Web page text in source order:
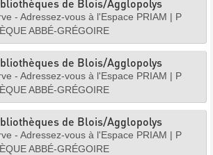
de Blois/Agglopolys
- Adressez-vous à l'Espace PRIAM | P
ABBÉ-GRÉGOIRE
de Blois/Agglopolys
- Adressez-vous à l'Espace PRIAM | P
ABBÉ-GRÉGOIRE
de Blois/Agglopolys
- Adressez-vous à l'Espace PRIAM | P
ABBÉ-GRÉGOIRE